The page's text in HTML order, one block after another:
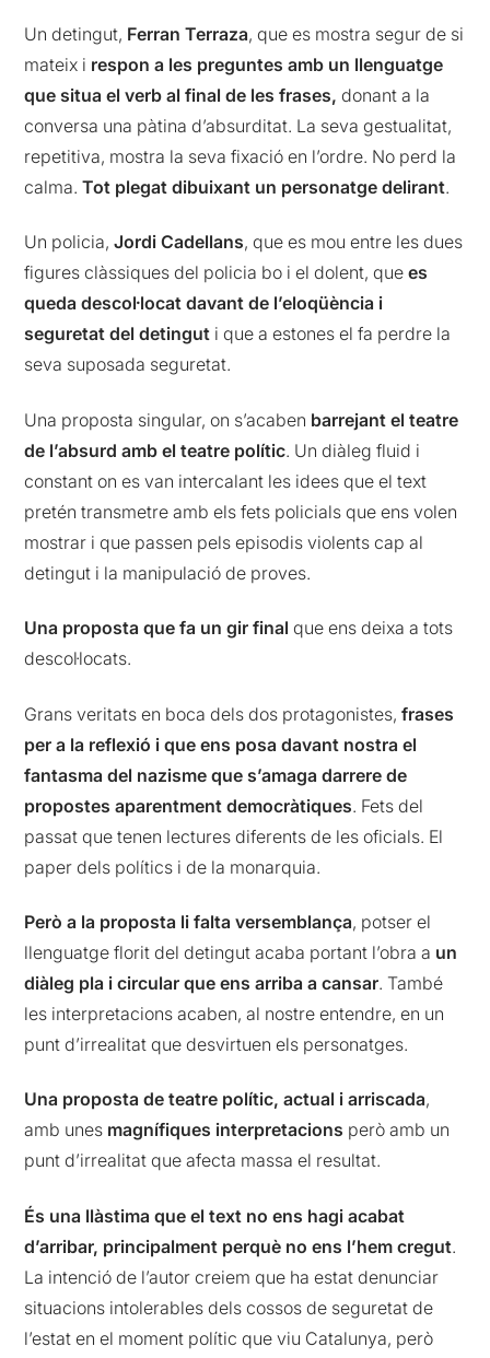
Un detingut, Ferran Terraza, que es mostra segur de si
mateix i respon a les preguntes amb un llenguatge
que situa el verb al final de les frases, donant a la
conversa una pàtina d’absurditat. La seva gestualitat,
repetitiva, mostra la seva fixació en l’ordre. No perd la
calma.Tot plegat dibuixant un personatge delirant.
Un policia,Jordi Cadellans, que es mou entre les dues
figures clàssiques del policia bo i el dolent, quees
queda descol·locat davant de l’eloqüència i
seguretat del detingut i que a estones el fa perdre la
seva suposada seguretat.
Una proposta singular, on s’acaben barrejant el teatre
de l’absurd amb el teatre polític. Un diàleg fluid i
constant on es van intercalant les idees que el text
pretén transmetre amb els fets policials que ens volen
mostrar i que passen pels episodis violents cap al
detingut i la manipulació de proves.
Una proposta que fa un gir final que ens deixa a tots
descol·locats.
Grans veritats en boca dels dos protagonistes, frases
per a la reflexió i que ens posa davant nostra el
fantasma del nazisme que s’amaga darrere de
propostes aparentment democràtiques. Fets del
passat que tenen lectures diferents de les oficials. El
paper dels polítics i de la monarquia.
Però a la proposta li falta versemblança, potser el
llenguatge florit del detingut acaba portant l’obra a un
diàleg pla i circular que ens arriba a cansar. També
les interpretacions acaben, al nostre entendre, en un
punt d’irrealitat que desvirtuen els personatges.
Una proposta de teatre polític, actual i arriscada,
amb unes magnífiques interpretacions però amb un
punt d’irrealitat que afecta massa el resultat.
És una llàstima que el text no ens hagi acabat
d’arribar, principalment perquè no ens l’hem cregut.
La intenció de l’autor creiem que ha estat denunciar
situacions intolerables dels cossos de seguretat de
l’estat en el moment polític que viu Catalunya, però